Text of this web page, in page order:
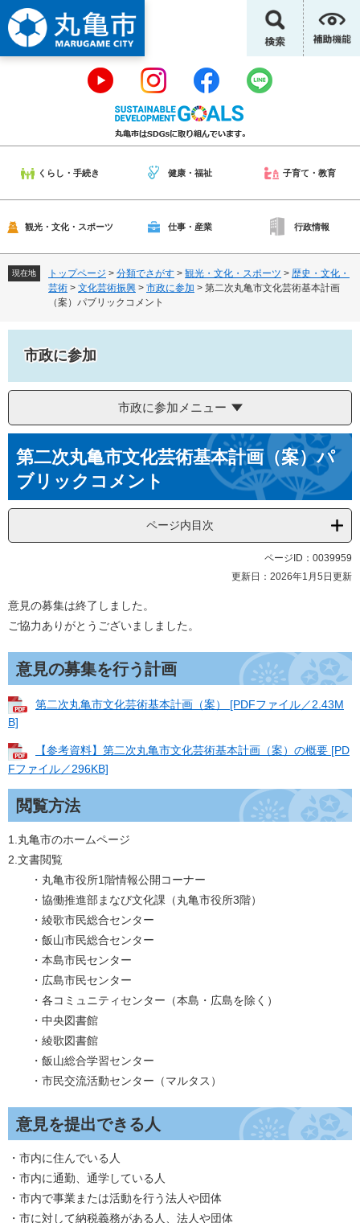
ー
ジ
の
。
ニ
ュ
ー
て
くらし・手続き 健康・福祉 子育て・教育
観光・文化・スポーツ 仕事・産業 行政情報
現在地 トップページ > 分類でさがす > 観光・文化・スポーツ > 歴史・文化・
芸術 > 文化芸術振興 > 市政に参加 > 第二次丸亀市文化芸術基本計画
（案）パブリックコメント
市政に参加
市政に参加メニュー
文第二次丸亀市文化芸術基本計画（案）パ
ブリックコメント
ページ内目次
ページID：0039959
更新日：2026年1月5日更新
意見の募集は終了しました。
ご協力ありがとうございましました。
意見の募集を行う計画
第二次丸亀市文化芸術基本計画（案） [PDFファイル／2.43M
B]
【参考資料】第二次丸亀市文化芸術基本計画（案）の概要 [PD
Fファイル／296KB]
閲覧方法
1.丸亀市のホームページ
2.文書閲覧
・丸亀市役所1階情報公開コーナー
・協働推進部まなび文化課（丸亀市役所3階）
・綾歌市民総合センター
・飯山市民総合センター
・本島市民センター
・広島市民センター
・各コミュニティセンター（本島・広島を除く）
・中央図書館
・綾歌図書館
・飯山総合学習センター
・市民交流活動センター（マルタス）
意見を提出できる人
・市内に住んでいる人
・市内に通勤、通学している人
・市内で事業または活動を行う法人や団体
・市に対して納税義務がある人、法人や団体